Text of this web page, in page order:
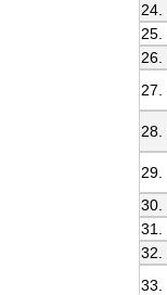
24.
25.
26.
27.
28.
29.
30.
31.
32.
33.